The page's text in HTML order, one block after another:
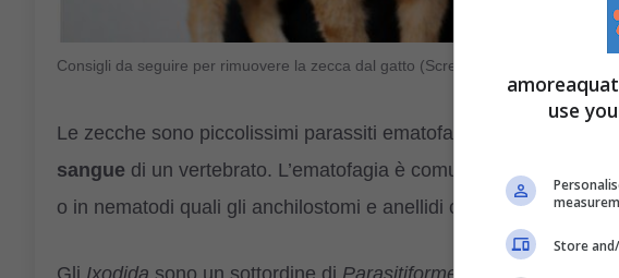
Consigli da seguire per rimuovere la zecca dal gatto (Screenshot Canva –
Le zecche sono piccolissimi parassiti ematofagi. Gli ematofagi
sangue di un vertebrato. L’ematofagia è comune in molte
o in nematodi quali gli anchilostomi e anellidi come le
use
Store